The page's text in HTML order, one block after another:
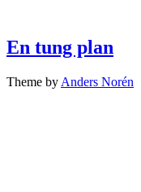
En tung plan
Theme by Anders Norén